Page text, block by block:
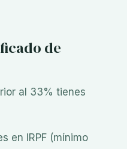
de
al 33% tienes
en IRPF (mínimo